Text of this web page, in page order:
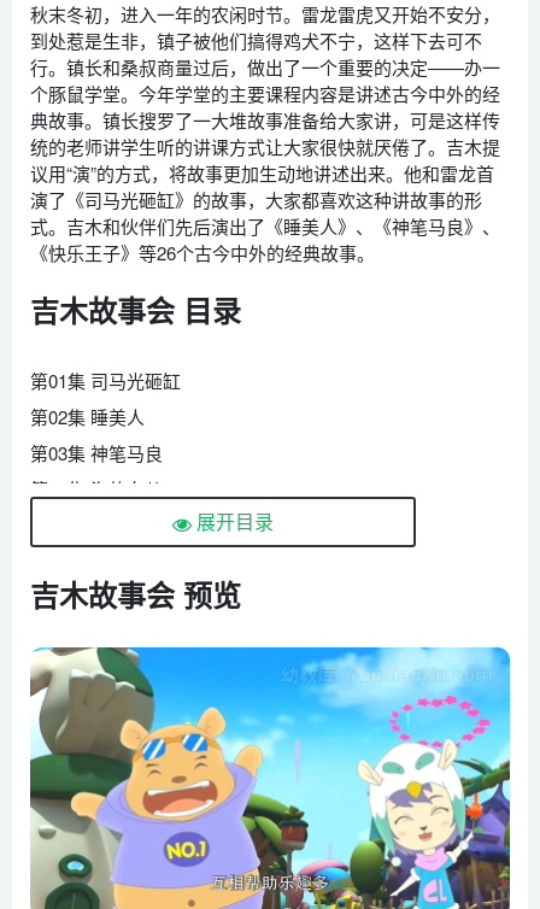
秋末冬初，进入一年的农闲时节。雷龙雷虎又开始不安分，
到处惹是生非，镇子被他们搞得鸡犬不宁，这样下去可不
行。镇长和桑叔商量过后，做出了一个重要的决定——办一
个豚鼠学堂。今年学堂的主要课程内容是讲述古今中外的经
典故事。镇长搜罗了一大堆故事准备给大家讲，可是这样传
统的老师讲学生听的讲课方式让大家很快就厌倦了。吉木提
议用“演”的方式，将故事更加生动地讲述出来。他和雷龙首
演了《司马光砸缸》的故事，大家都喜欢这种讲故事的形
式。吉木和伙伴们先后演出了《睡美人》、《神笔马良》、
《快乐王子》等26个古今中外的经典故事。
吉木故事会 目录
第01集 司马光砸缸
第02集 睡美人
第03集 神笔马良
第04集 海的女儿
第05集 卖火柴的小女孩
第07集 快乐王子
第09集 渔夫和金鱼的故事
第10集 灰姑娘
第11集 乌鸦喝水
第12集 小红帽
第13集 龟兔赛跑
第14集 亡羊补牢
第15集 狼来了
展开目录
吉木故事会 预览